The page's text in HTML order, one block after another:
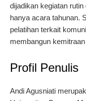
dijadikan kegiatan
hanya acara tahunan.
pelatihan terkait
membangun
Profil Penulis
Andi Agusniati